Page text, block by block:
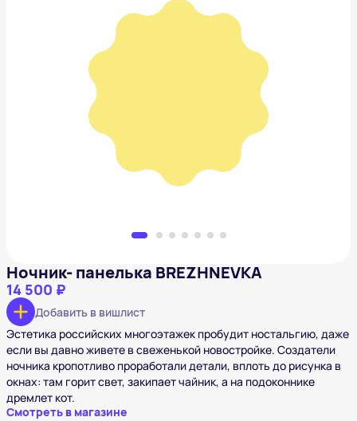
Ночник- панелька BREZHNEVKA
Ночник- панелька BREZHNEVKA
14 500 ₽
Добавить в вишлист
Эстетика российских многоэтажек пробудит ностальгию, даже
если вы давно живете в свеженькой новостройке. Создатели
ночника кропотливо проработали детали, вплоть до рисунка в
окнах: там горит свет, закипает чайник, а на подоконнике
дремлет кот.
Смотреть в магазине